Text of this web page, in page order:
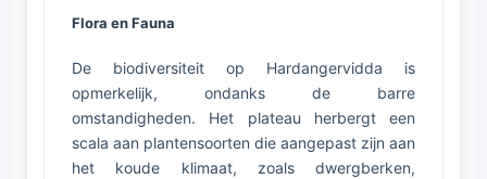
Flora en Fauna
De biodiversiteit op Hardangervidda is
opmerkelijk, ondanks de barre
omstandigheden. Het plateau herbergt een
scala aan plantensoorten die aangepast zijn aan
het koude klimaat, zoals dwergberken,